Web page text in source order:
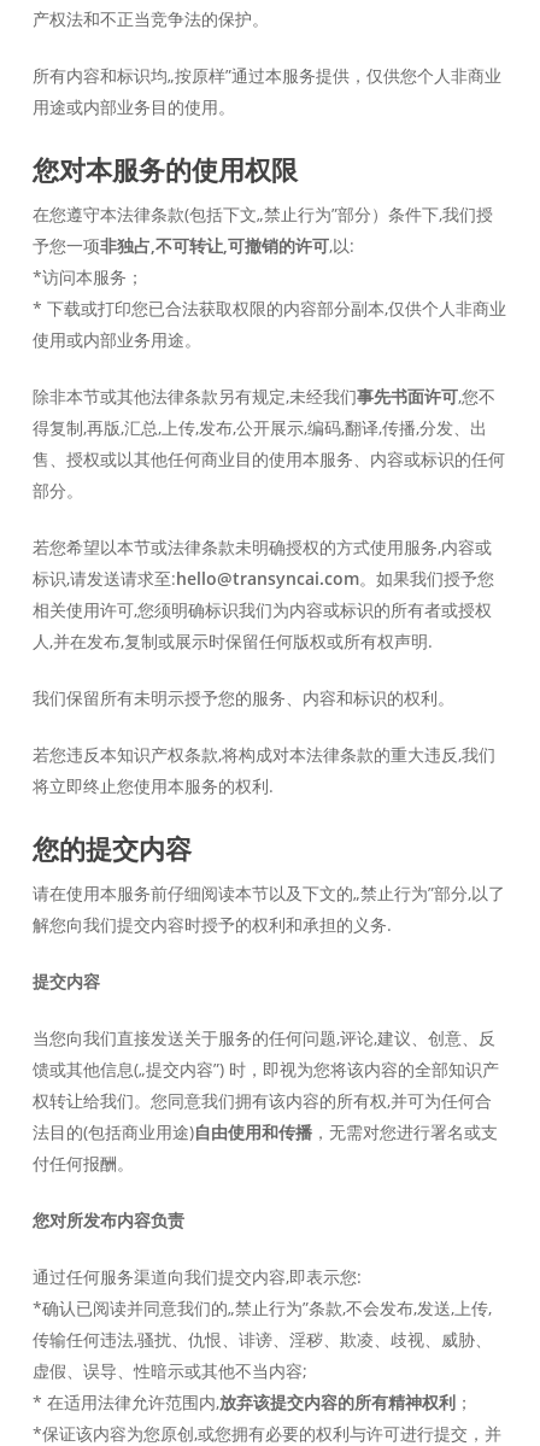
产权法和不正当竞争法的保护。
所有内容和标识均„按原样”通过本服务提供，仅供您个人非商业
用途或内部业务目的使用。
您对本服务的使用权限
在您遵守本法律条款(包括下文„禁止行为”部分）条件下,我们授
予您一项非独占,不可转让,可撤销的许可,以:
*访问本服务；
* 下载或打印您已合法获取权限的内容部分副本,仅供个人非商业
使用或内部业务用途。
除非本节或其他法律条款另有规定,未经我们事先书面许可,您不
得复制,再版,汇总,上传,发布,公开展示,编码,翻译,传播,分发、出
售、授权或以其他任何商业目的使用本服务、内容或标识的任何
部分。
若您希望以本节或法律条款未明确授权的方式使用服务,内容或
标识,请发送请求至:hello@transyncai.com。如果我们授予您
相关使用许可,您须明确标识我们为内容或标识的所有者或授权
人,并在发布,复制或展示时保留任何版权或所有权声明.
我们保留所有未明示授予您的服务、内容和标识的权利。
若您违反本知识产权条款,将构成对本法律条款的重大违反,我们
将立即终止您使用本服务的权利.
您的提交内容
请在使用本服务前仔细阅读本节以及下文的„禁止行为”部分,以了
解您向我们提交内容时授予的权利和承担的义务.
提交内容
当您向我们直接发送关于服务的任何问题,评论,建议、创意、反
馈或其他信息(„提交内容”) 时，即视为您将该内容的全部知识产
权转让给我们。您同意我们拥有该内容的所有权,并可为任何合
法目的(包括商业用途)自由使用和传播，无需对您进行署名或支
付任何报酬。
您对所发布内容负责
通过任何服务渠道向我们提交内容,即表示您:
*确认已阅读并同意我们的„禁止行为”条款,不会发布,发送,上传,
传输任何违法,骚扰、仇恨、诽谤、淫秽、欺凌、歧视、威胁、
虚假、误导、性暗示或其他不当内容;
* 在适用法律允许范围内,放弃该提交内容的所有精神权利；
*保证该内容为您原创,或您拥有必要的权利与许可进行提交，并